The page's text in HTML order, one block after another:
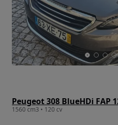
1560 cm3 • 120 cv